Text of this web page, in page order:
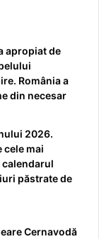
apropiat de
România a
din necesar
2026.
cele mai
păstrate de
Cernavodă